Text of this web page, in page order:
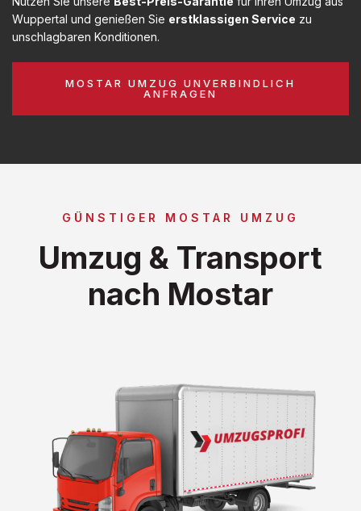
Wuppertal und genießen Sie erstklassigen Service zu
unschlagbaren Konditionen.
MOSTAR UMZUG UNVERBINDLICH
ANFRAGEN
GÜNSTIGER MOSTAR UMZUG
Umzug & Transport
nach Mostar